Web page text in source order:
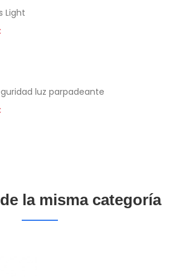
Light
luz parpadeante
la misma categoría